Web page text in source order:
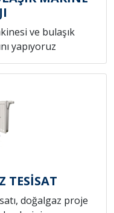
ve bulaşık
yapıyoruz
TESİSAT
doğalgaz proje